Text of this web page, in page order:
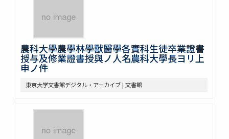
農科大學農學林學獸醫學各實科生徒卒業證書
授与及修業證書授與ノ人名農科大學長ヨリ上
申ノ件
東京大学文書館デジタル・アーカイブ | 文書館